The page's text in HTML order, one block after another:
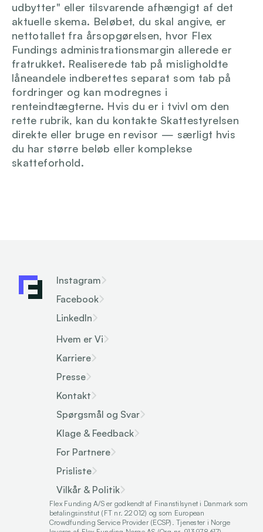
udbytter" eller tilsvarende afhængigt af det
aktuelle skema. Beløbet, du skal angive, er
nettotallet fra årsopgørelsen, hvor Flex
Fundings administrationsmargin allerede er
fratrukket. Realiserede tab på misligholdte
låneandele indberettes separat som tab på
fordringer og kan modregnes i
renteindtægterne. Hvis du er i tvivl om den
rette rubrik, kan du kontakte Skattestyrelsen
direkte eller bruge en revisor — særligt hvis
du har større beløb eller komplekse
skatteforhold.
Instagram
Facebook
LinkedIn
Hvem er Vi
Karriere
Presse
Kontakt
Spørgsmål og Svar
Klage & Feedback
For Partnere
Prisliste
Vilkår & Politik
Flex Funding A/S er godkendt af Finanstilsynet i Danmark som
betalingsinstitut (FT nr. 22012) og som European
Crowdfunding Service Provider (ECSP). Tjenester i Norge